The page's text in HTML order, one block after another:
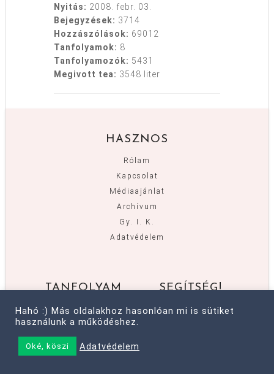
Nyitás: 2008. febr. 03.
Bejegyzések: 3714
Hozzászólások: 69012
Tanfolyamok: 8
Tanfolyamozók: 5431
Megivott tea: 3548 liter
HASZNOS
Rólam
Kapcsolat
Médiaajánlat
Archívum
Gy. I. K.
Adatvédelem
TANFOLYAM
Emléktervező
Vitorlát fel!
Kertésznadrág
Hello Kaland
SEGÍTSÉG!
Nem vagyok jól!
Hahó :) Más oldalakhoz hasonlóan mi is sütiket
használunk a működéshez.
Oké, köszi Adatvédelem